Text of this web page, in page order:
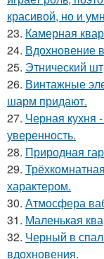
красивой, но и
23. Камерная
24. Вдохновение
25. Этнический
26. Винтажные
шарм придают.
27. Черная кухня
уверенность.
28. Природная
29.
характером.
30. Атмосфера
31. Маленькая
32. Черный в
вдохновения.